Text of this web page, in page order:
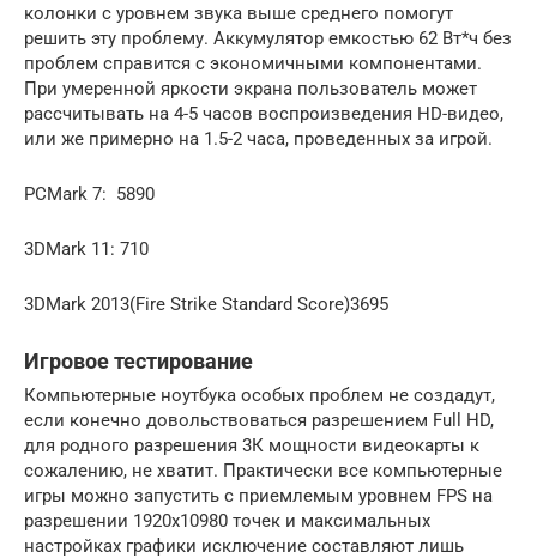
колонки с уровнем звука выше среднего помогут
решить эту проблему. Аккумулятор емкостью 62 Вт*ч без
проблем справится с экономичными компонентами.
При умеренной яркости экрана пользователь может
рассчитывать на 4-5 часов воспроизведения HD-видео,
или же примерно на 1.5-2 часа, проведенных за игрой.
PCMark 7: 5890
3DMark 11: 710
3DMark 2013(Fire Strike Standard Score)3695
Игровое тестирование
Компьютерные ноутбука особых проблем не создадут,
если конечно довольствоваться разрешением Full HD,
для родного разрешения 3К мощности видеокарты к
сожалению, не хватит. Практически все компьютерные
игры можно запустить с приемлемым уровнем FPS на
разрешении 1920х10980 точек и максимальных
настройках графики исключение составляют лишь